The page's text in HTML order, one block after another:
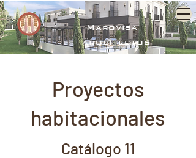
Marovisa
arquitectos
Proyectos
habitacionales
Catálogo 11